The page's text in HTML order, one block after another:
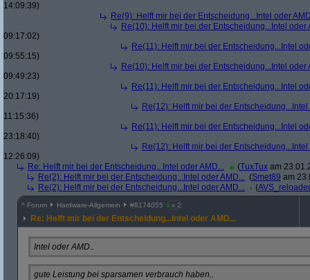
14:09:39)
Re(9): Helft mir bei der Entscheidung...Intel oder
Re(10): Helft mir bei der Entscheidung...Intel oder
09:17:02)
Re(11): Helft mir bei der Entscheidung...Intel
09:55:15)
Re(10): Helft mir bei der Entscheidung...Intel oder
09:49:23)
Re(11): Helft mir bei der Entscheidung...Intel
20:17:19)
Re(12): Helft mir bei der Entscheidung...Intel
11:15:36)
Re(11): Helft mir bei der Entscheidung...Intel
23:18:40)
Re(12): Helft mir bei der Entscheidung...Intel
12:26:09)
Re: Helft mir bei der Entscheidung...Intel oder AMD...
(TuxTux am
Re(2): Helft mir bei der Entscheidung...Intel oder AMD... (Smet89 am
Re(2): Helft mir bei der Entscheidung...Intel oder AMD...
(
^ Forum Hardware-Allgemein #8174055 x 2
Re: Helft mir bei der Entscheidung...Intel oder AMD...
Intel oder AMD..
gute Leistung bei sparsamen verbrauch haben..